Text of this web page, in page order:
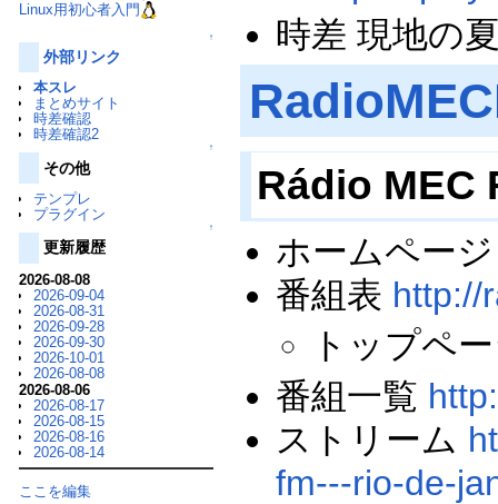
Linux用初心者入門
↑
外部リンク
本スレ
まとめサイト
時差確認
時差確認2
↑
その他
テンプレ
プラグイン
↑
更新履歴
2026-08-08
2026-09-04
2026-08-31
2026-09-28
2026-09-30
2026-10-01
2026-08-08
2026-08-06
2026-08-17
2026-08-15
2026-08-16
2026-08-14
ここを編集
時差 現地の
Rádio MEC
ホームペー
番組表 http://
トップペ
番組一覧
ストリーム
fm---rio-de-